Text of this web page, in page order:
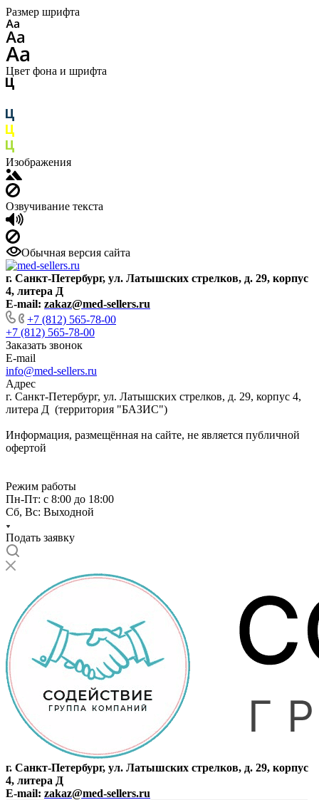
Размер шрифта
Цвет фона и шрифта
Изображения
Озвучивание текста
Обычная версия сайта
г. Санкт-Петербург, ул. Латышских стрелков, д. 29, корпус
4, литера Д
E-mail: zakaz@med-sellers.ru
+7 (812) 565-78-00
+7 (812) 565-78-00
Заказать звонок
E-mail
info@med-sellers.ru
Адрес
г. Санкт-Петербург, ул. Латышских стрелков, д. 29, корпус 4,
литера Д (территория "БАЗИС")
Информация, размещённая на сайте, не является публичной
офертой
Режим работы
Пн-Пт: с 8:00 до 18:00
Сб, Вс: Выходной
Подать заявку
г. Санкт-Петербург, ул. Латышских стрелков, д. 29, корпус
4, литера Д
E-mail: zakaz@med-sellers.ru